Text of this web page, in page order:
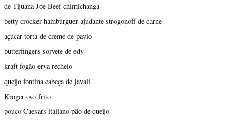
de Tijuana Joe Beef chimichanga
betty crocker hambúrguer ajudante strogonoff de carne
açúcar torta de creme de pavio
butterfingers sorvete de edy
kraft fogão erva recheio
queijo fontina cabeça de javali
Kroger ovo frito
pouco Caesars italiano pão de queijo